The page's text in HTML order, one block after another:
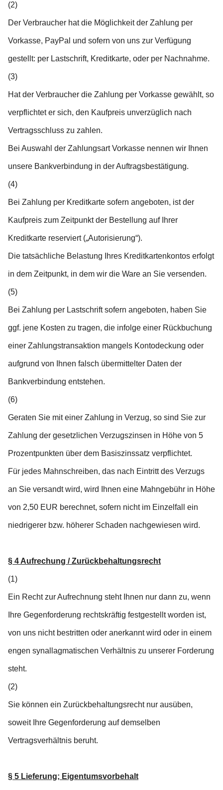
(2)
Der Verbraucher hat die Möglichkeit der Zahlung per
Vorkasse, PayPal und sofern von uns zur Verfügung
gestellt: per Lastschrift, Kreditkarte, oder per Nachnahme.
(3)
Hat der Verbraucher die Zahlung per Vorkasse gewählt, so
verpflichtet er sich, den Kaufpreis unverzüglich nach
Vertragsschluss zu zahlen.
Bei Auswahl der Zahlungsart Vorkasse nennen wir Ihnen
unsere Bankverbindung in der Auftragsbestätigung.
(4)
Bei Zahlung per Kreditkarte sofern angeboten, ist der
Kaufpreis zum Zeitpunkt der Bestellung auf Ihrer
Kreditkarte reserviert („Autorisierung“).
Die tatsächliche Belastung Ihres Kreditkartenkontos erfolgt
in dem Zeitpunkt, in dem wir die Ware an Sie versenden.
(5)
Bei Zahlung per Lastschrift sofern angeboten, haben Sie
ggf. jene Kosten zu tragen, die infolge einer Rückbuchung
einer Zahlungstransaktion mangels Kontodeckung oder
aufgrund von Ihnen falsch übermittelter Daten der
Bankverbindung entstehen.
(6)
Geraten Sie mit einer Zahlung in Verzug, so sind Sie zur
Zahlung der gesetzlichen Verzugszinsen in Höhe von 5
Prozentpunkten über dem Basiszinssatz verpflichtet.
Für jedes Mahnschreiben, das nach Eintritt des Verzugs
an Sie versandt wird, wird Ihnen eine Mahngebühr in Höhe
von 2,50 EUR berechnet, sofern nicht im Einzelfall ein
niedrigerer bzw. höherer Schaden nachgewiesen wird.
§ 4 Aufrechung / Zurückbehaltungsrecht
(1)
Ein Recht zur Aufrechnung steht Ihnen nur dann zu, wenn
Ihre Gegenforderung rechtskräftig festgestellt worden ist,
von uns nicht bestritten oder anerkannt wird oder in einem
engen synallagmatischen Verhältnis zu unserer Forderung
steht.
(2)
Sie können ein Zurückbehaltungsrecht nur ausüben,
soweit Ihre Gegenforderung auf demselben
Vertragsverhältnis beruht.
§ 5 Lieferung; Eigentumsvorbehalt